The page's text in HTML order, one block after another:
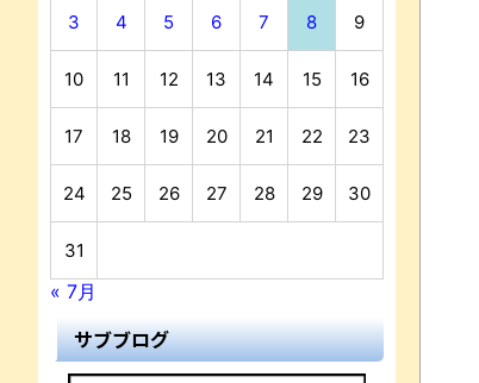
3 4 5 6 7 8 9
10 11 12 13 14 15 16
17 18 19 20 21 22 23
24 25 26 27 28 29 30
31
« 7月
サブブログ